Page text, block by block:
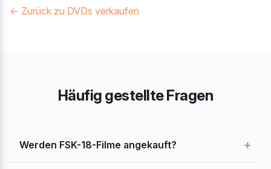
← Zurück zu DVDs verkaufen
Häufig gestellte Fragen
Werden FSK-18-Filme angekauft? +